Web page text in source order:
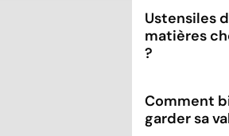
Ustensiles
matières
?
Comment
garder sa